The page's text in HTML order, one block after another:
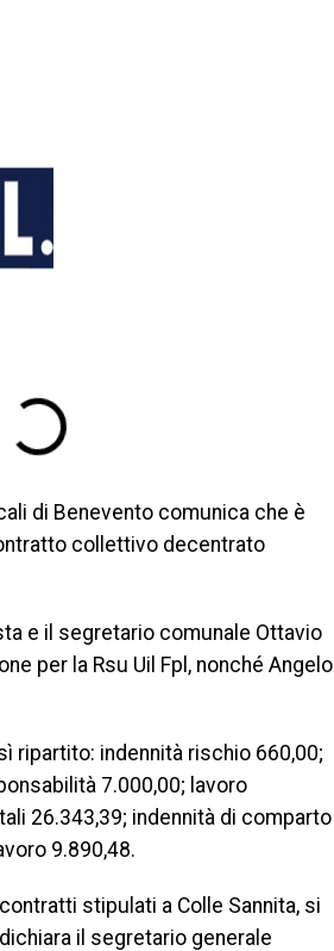
di Benevento comunica che è
collettivo decentrato
e il segretario comunale Ottavio
per la Rsu Uil Fpl, nonché Angelo
ripartito: indennità rischio 660,00;
7.000,00; lavoro
26.343,39; indennità di comparto
9.890,48.
stipulati a Colle Sannita, si
il segretario generale